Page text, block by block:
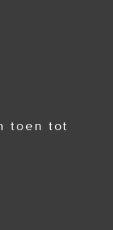
toen tot